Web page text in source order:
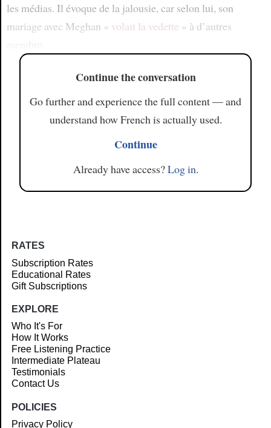
les médias. Il évoque de la jalousie, car selon lui, son
mariage avec Meghan « volait la vedette » à d’autres
Continue the conversation
Go further and experience the full content — and
understand how French is actually used.
Continue
Already have access?Log in.
RATES
Subscription Rates
Educational Rates
Gift Subscriptions
EXPLORE
Who It's For
How It Works
Free Listening Practice
Intermediate Plateau
Testimonials
Contact Us
POLICIES
Privacy Policy